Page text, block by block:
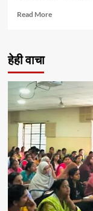
Read MoreRead
भाजपसोबत
का?
हेही वाचा